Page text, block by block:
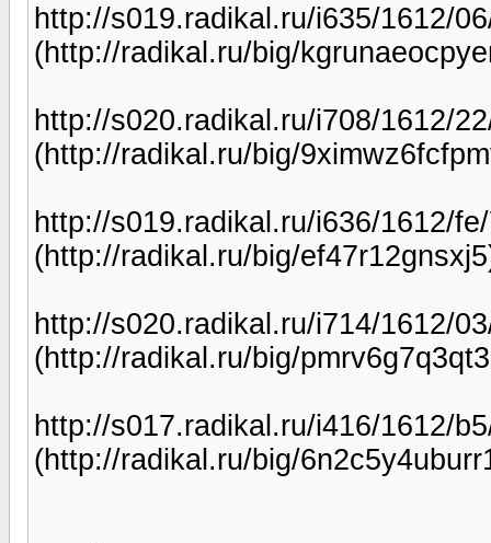
http://s019.radikal.ru/i635/1612/
(http://radikal.ru/big/
http://s020.radikal.ru/i708/1612/
(http://radikal.ru/big/
http://s019.radikal.ru/i636/1612/
(http://radikal.ru/big/
http://s020.radikal.ru/i714/1612/
(http://radikal.ru/big/
http://s017.radikal.ru/i416/1612/
(http://radikal.ru/big/